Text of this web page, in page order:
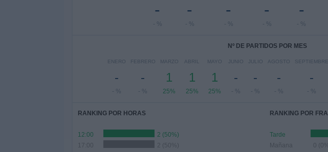
-
- %
-
- %
-
- %
-
- %
-
- %
Nº DE PARTIDOS POR MES
ENERO
-
- %
FEBRERO
-
- %
MARZO
1
25%
ABRIL
1
25%
MAYO
1
25%
JUNIO
-
- %
JULIO
-
- %
AGOSTO
-
- %
SEPTIEMBRE
-
- %
RANKING POR HORAS
12:00
2 (50%)
17:00
2 (50%)
RANKING POR
Tarde
Mañana
0